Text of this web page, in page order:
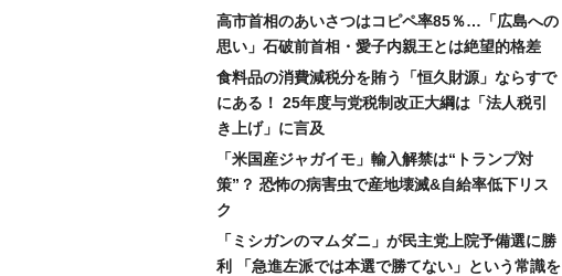
高市首相のあいさつはコピペ率85％…「広島への
思い」石破前首相・愛子内親王とは絶望的格差
食料品の消費減税分を賄う「恒久財源」ならすで
にある！ 25年度与党税制改正大綱は「法人税引
き上げ」に言及
「米国産ジャガイモ」輸入解禁は“トランプ対
策”？ 恐怖の病害虫で産地壊滅&自給率低下リス
ク
「ミシガンのマムダニ」が民主党上院予備選に勝
利 「急進左派では本選で勝てない」という常識を